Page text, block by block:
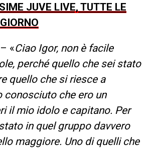
JUVE LIVE, TUTTE LE
– «Ciao Igor, non è facile
perché quello che sei stato
quello che si riesce a
conosciuto che ero un
il mio idolo e capitano. Per
in quel gruppo davvero
maggiore. Uno di quelli che